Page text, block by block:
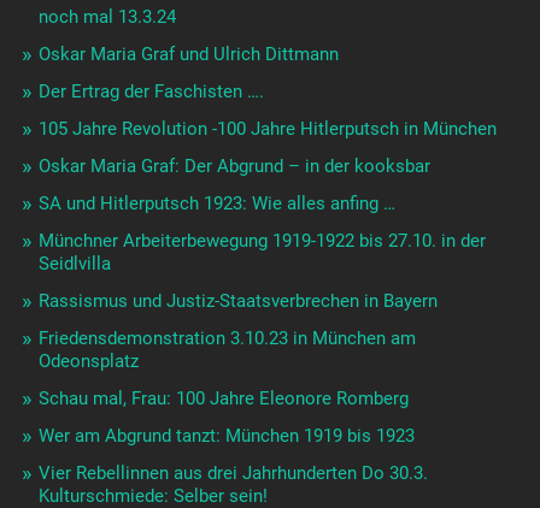
noch mal 13.3.24
Oskar Maria Graf und Ulrich Dittmann
Der Ertrag der Faschisten ….
105 Jahre Revolution -100 Jahre Hitlerputsch in München
Oskar Maria Graf: Der Abgrund – in der kooksbar
SA und Hitlerputsch 1923: Wie alles anfing …
Münchner Arbeiterbewegung 1919-1922 bis 27.10. in der
Seidlvilla
Rassismus und Justiz-Staatsverbrechen in Bayern
Friedensdemonstration 3.10.23 in München am
Odeonsplatz
Schau mal, Frau: 100 Jahre Eleonore Romberg
Wer am Abgrund tanzt: München 1919 bis 1923
Vier Rebellinnen aus drei Jahrhunderten Do 30.3.
Kulturschmiede: Selber sein!